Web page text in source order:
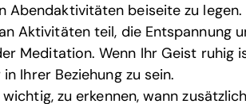
Abendaktivitäten beiseite zu legen.
Aktivitäten teil, die Entspannung
Meditation. Wenn Ihr Geist ruhig
Ihrer Beziehung zu sein.
zu erkennen, wann